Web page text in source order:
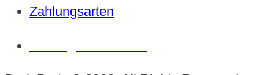
Zahlungsarten